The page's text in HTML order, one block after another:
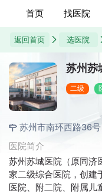
首页 找医院
返回首页 选医院
苏州苏
二级
苏州市南环西路36号
医院简介
苏州苏城医院（原同济
家二级综合医院，创建
医院、附二院、附属儿